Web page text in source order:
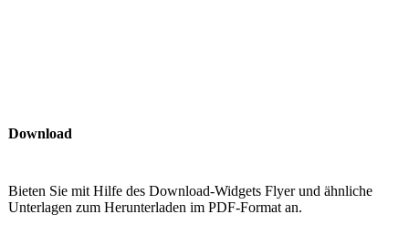
Download
Bieten Sie mit Hilfe des Download-Widgets Flyer und ähnliche
Unterlagen zum Herunterladen im PDF-Format an.